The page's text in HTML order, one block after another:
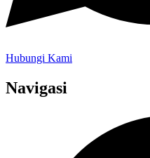
Hubungi Kami
Navigasi